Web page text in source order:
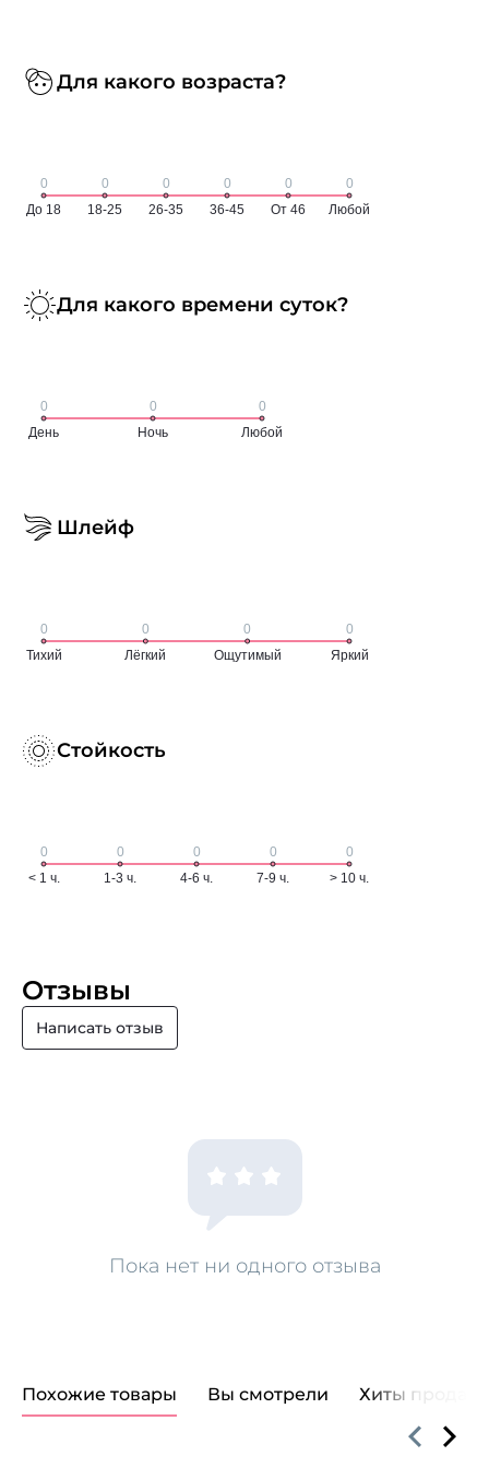
Для какого возраста?
Для какого времени суток?
Шлейф
Стойкость
Отзывы
Написать отзыв
Пока нет ни одного отзыва
Похожие товары Вы смотрели Хиты продаж